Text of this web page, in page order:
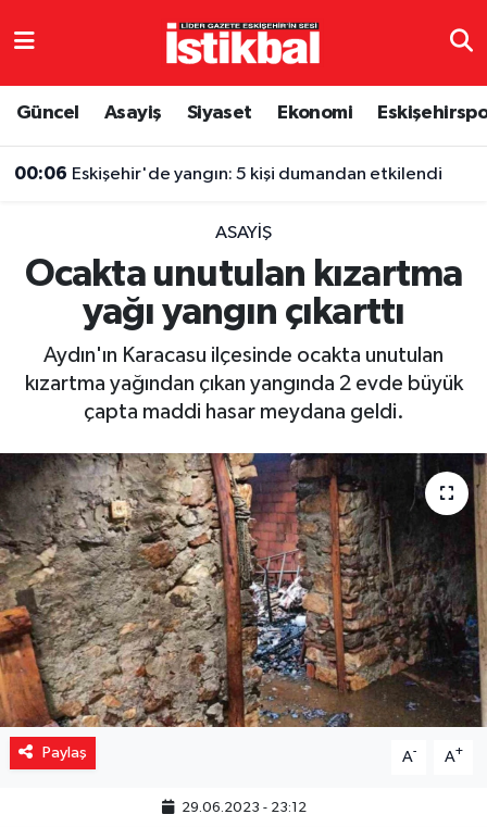
Güncel Asayiş Siyaset Ekonomi
00:06 Eskişehir'de yangın: 5 kişi dumandan etkilendi
ASAYIŞ
Ocakta unutulan kızartma
yağı yangın çıkarttı
Aydın'ın Karacasu ilçesinde ocakta unutulan
kızartma yağından çıkan yangında 2 evde büyük
çapta maddi hasar meydana geldi.
Paylaş A- A+
29.06.2023 - 23:12
Eskişehirspor
Spor
Eğitim
Ekonomi
Sağlık
Yaşam
Resmi ilanlar
Eskişehir Nöbetçi Eczaneler
TFF 3.Lig 4.Grup Puan Durumu ve Fikstür
Tüm Manşetler
Son Dakika Haberleri
Haber Arşivi